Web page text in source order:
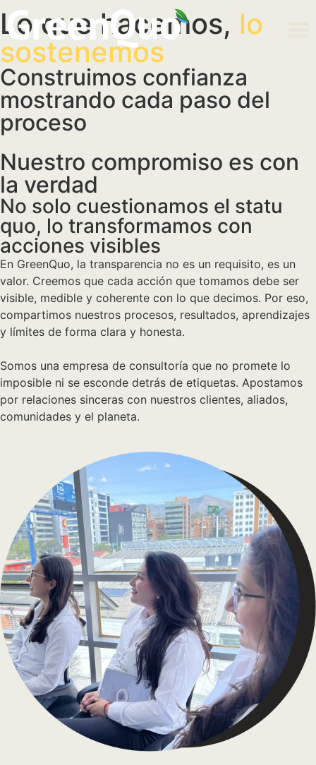
Lo que hacemos, lo
sostenemos
Construimos confianza
mostrando cada paso del
proceso
Nuestro compromiso es con
la verdad
No solo cuestionamos el statu
quo, lo transformamos con
acciones visibles
En GreenQuo, la transparencia no es un requisito, es un
valor. Creemos que cada acción que tomamos debe ser
visible, medible y coherente con lo que decimos. Por eso,
compartimos nuestros procesos, resultados, aprendizajes
y límites de forma clara y honesta.
Somos una empresa de consultoría que no promete lo
imposible ni se esconde detrás de etiquetas. Apostamos
por relaciones sinceras con nuestros clientes, aliados,
comunidades y el planeta.